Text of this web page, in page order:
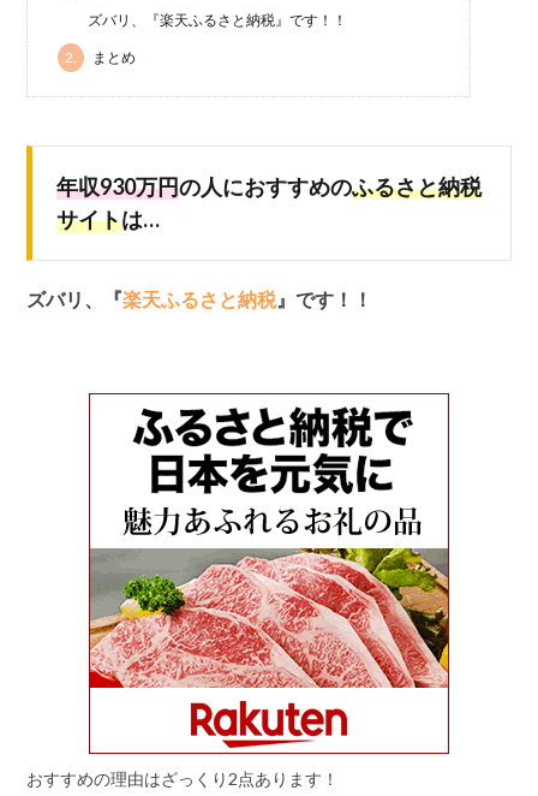
ズバリ、『楽天ふるさと納税』です！！
2. まとめ
年収930万円の人におすすめのふるさと納税
サイトは…
ズバリ、『楽天ふるさと納税 』です！！
おすすめの理由はざっくり2点あります！